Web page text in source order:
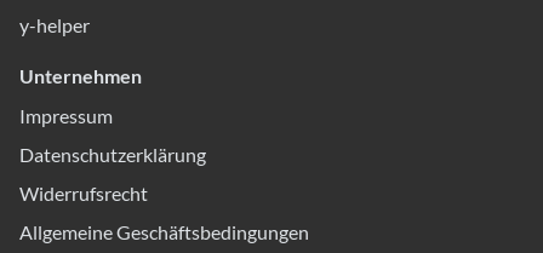
y-helper
Unternehmen
Impressum
Datenschutzerklärung
Widerrufsrecht
Allgemeine Geschäftsbedingungen